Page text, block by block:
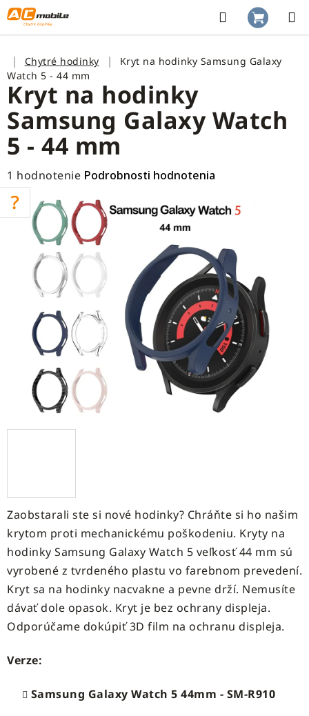
Prejsť
na
obsah
Hľadať
KOŠÍK
DomovChytré hodinky
Kryt na hodinky Samsung Galaxy
Watch 5 - 44 mm
Zaobstarali ste si nové hodinky? Chráňte si ho našim
krytom proti mechanickému poškodeniu. Kryty na
hodinky Samsung Galaxy Watch 5 veľkosť 44 mm sú
vyrobené z tvrdeného plastu vo farebnom prevedení.
Kryt sa na hodinky nacvakne a pevne drží. Nemusíte
dávať dole opasok. Kryt je bez ochrany displeja.
Odporúčame dokúpiť 3D film na ochranu displeja.
Verze:
Samsung Galaxy Watch 5 44mm - SM-R910
Kryt na hodinky
Samsung Galaxy Watch
5 - 44 mm
Priemerné
hodnotenie
produktu
1 hodnotenie Podrobnosti hodnotenia